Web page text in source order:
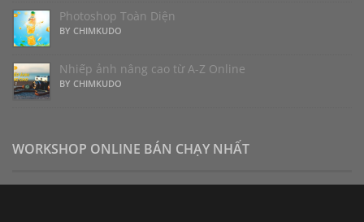
Photoshop Toàn Diện
BY CHIMKUDO
Nhiếp ảnh nâng cao từ A-Z Online
BY CHIMKUDO
WORKSHOP ONLINE BÁN CHẠY NHẤT